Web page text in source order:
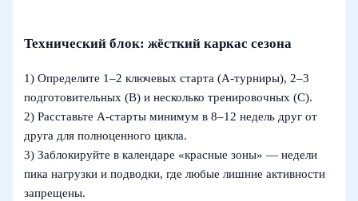
Технический блок: жёсткий каркас сезона
1) Определите 1–2 ключевых старта (A-турниры), 2–3
подготовительных (B) и несколько тренировочных (C).
2) Расставьте A-старты минимум в 8–12 недель друг от
друга для полноценного цикла.
3) Заблокируйте в календаре «красные зоны» — недели
пика нагрузки и подводки, где любые лишние активности
запрещены.